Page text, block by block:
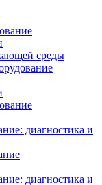
среды
диагностика и
диагностика и